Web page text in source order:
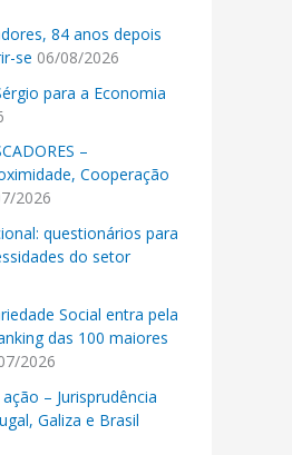
84 anos depois
se 06/08/2026
para a Economia
–
Cooperação
2026
questionários para
do setor
Social entra pela
das 100 maiores
2026
– Jurisprudência
Galiza e Brasil